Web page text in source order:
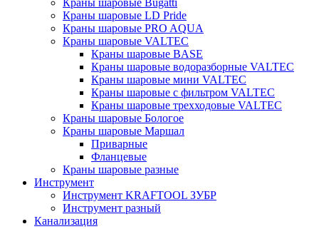
Краны шаровые LD Pride
Краны шаровые PRO AQUA
Краны шаровые VALTEC
Краны шаровые BASE
Краны шаровые водоразборные VALTEC
Краны шаровые мини VALTEC
Краны шаровые с фильтром VALTEC
Краны шаровые трехходовые VALTEC
Краны шаровые Бологое
Краны шаровые Маршал
Приварные
Фланцевые
Краны шаровые разные
Инструмент
Инструмент KRAFTOOL ЗУБР
Инструмент разный
Канализация